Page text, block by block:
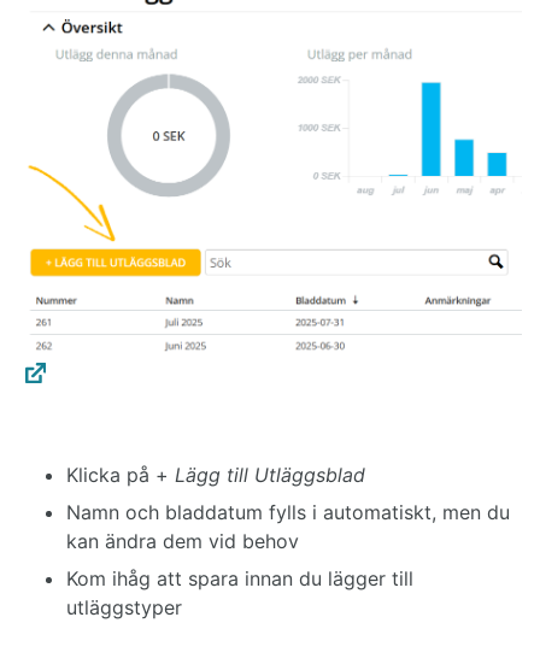
Klicka på + Lägg till Utläggsblad
Namn och bladdatum fylls i automatiskt, men du
kan ändra dem vid behov
Kom ihåg att spara innan du lägger till
utläggstyper